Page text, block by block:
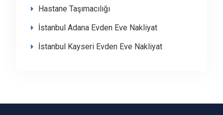
Hastane Taşımacılığı
İstanbul Adana Evden Eve Nakliyat
İstanbul Kayseri Evden Eve Nakliyat